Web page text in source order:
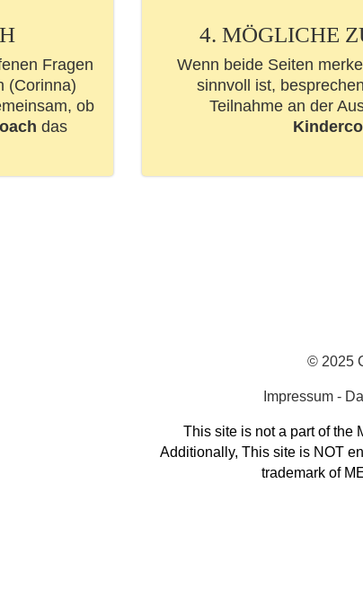
Fragen
(Corinna)
ob
das
4. MÖGLICHE
Wenn beide Seiten
sinnvoll ist,
Teilnahme an der
© 2025
Impressum-
This site is not a part of the
Additionally, This site is NOT
trademark of